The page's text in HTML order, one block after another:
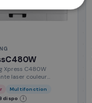
Xpress C480W
laser couleur
Multifonction
dispo
i